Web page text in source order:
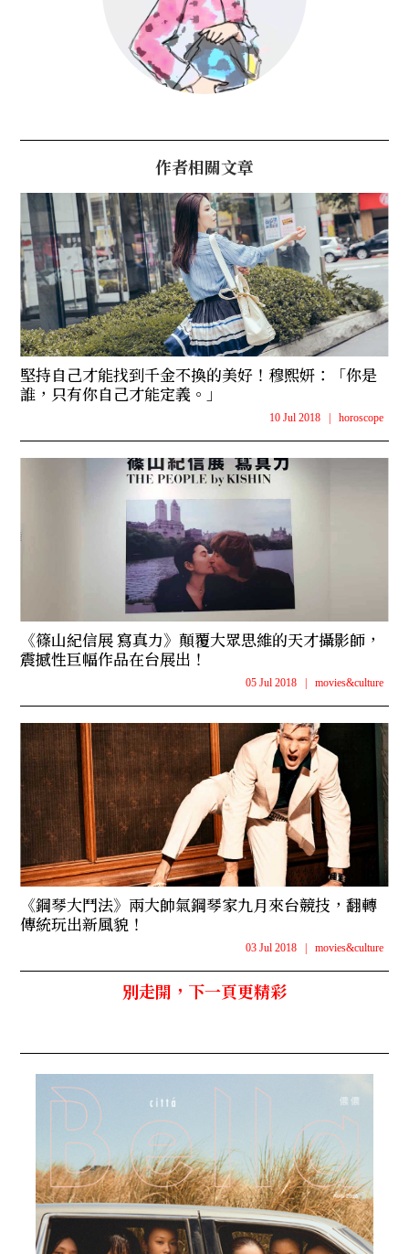
作者相關文章
堅持自己才能找到千金不換的美好！穆熙妍：「你是
誰，只有你自己才能定義。」
10 Jul 2018 | horoscope
《篠山紀信展 寫真力》顛覆大眾思維的天才攝影師，
震撼性巨幅作品在台展出！
05 Jul 2018 | movies&culture
《鋼琴大鬥法》兩大帥氣鋼琴家九月來台競技，翻轉
傳統玩出新風貌！
03 Jul 2018 | movies&culture
別走開，下一頁更精彩